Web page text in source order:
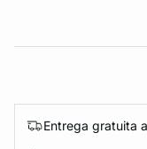
Entrega gratuita